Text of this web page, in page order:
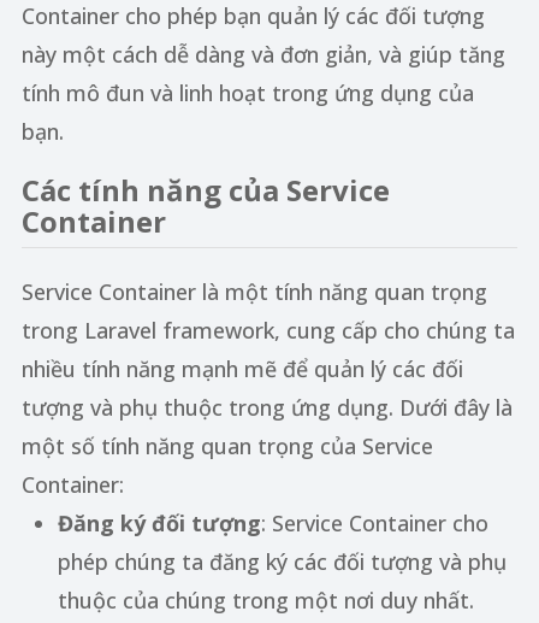
Container cho phép bạn quản lý các đối tượng
này một cách dễ dàng và đơn giản, và giúp tăng
tính mô đun và linh hoạt trong ứng dụng của
bạn.
Các tính năng của Service
Container
Service Container là một tính năng quan trọng
trong Laravel framework, cung cấp cho chúng ta
nhiều tính năng mạnh mẽ để quản lý các đối
tượng và phụ thuộc trong ứng dụng. Dưới đây là
một số tính năng quan trọng của Service
Container:
Đăng ký đối tượng: Service Container cho
phép chúng ta đăng ký các đối tượng và phụ
thuộc của chúng trong một nơi duy nhất.